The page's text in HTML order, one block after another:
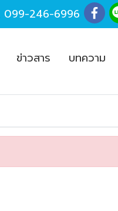
099-246-6996
ข่าวสาร บทความ